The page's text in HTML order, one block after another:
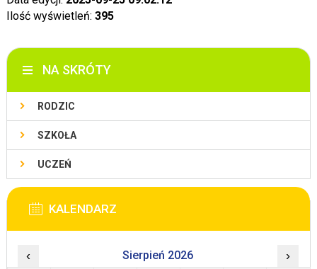
Ilość wyświetleń: 395
NA SKRÓTY
RODZIC
SZKOŁA
UCZEŃ
KALENDARZ
‹ Sierpień 2026 ›